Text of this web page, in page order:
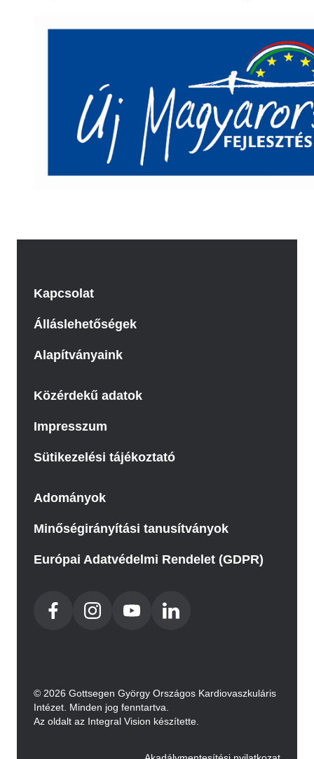
Kapcsolat
Álláslehetőségek
Alapítványaink
Közérdekű adatok
Impresszum
Sütikezelési tájékoztató
Adományok
Minőségirányítási tanusítványok
Európai Adatvédelmi Rendelet (GDPR)
© 2026 Gottsegen György Országos Kardiovaszkuláris
Intézet. Minden jog fenntartva.
Az oldalt az Integral Vision készítette.